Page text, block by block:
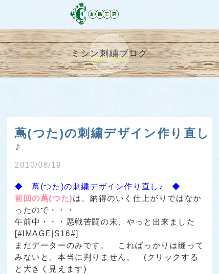
ミシン刺繍ブログ
蔦(つた)の刺繍デザイン作り直し
♪
2010/08/19
◆ 蔦(つた)の刺繍デザイン作り直し♪ ◆
前回の蔦(つた)は、納得のいく仕上がりではなか
ったので・・・
午前中・・・悪戦苦闘の末、やっと出来ました
[#IMAGE|S16#]
まだデーターのみです。 こればっかりは縫って
みないと、本当に判りません。 (クリックする
と大きく見えます)